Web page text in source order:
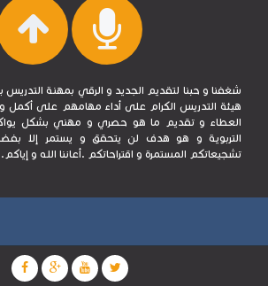
شغفنا و حبنا لتقديم الجديد و الرقي بمهنة
هيئة التدريس الكرام على أداء مهامهم على أكمل
العطاء و تقديم ما هو حصري و مهني بشكل
التربوية و هو هدف لن يتحقق و يستمر إلا
تشجيعاتكم المستمرة و اقتراحاتكم .أعاننا الله و إياكم.